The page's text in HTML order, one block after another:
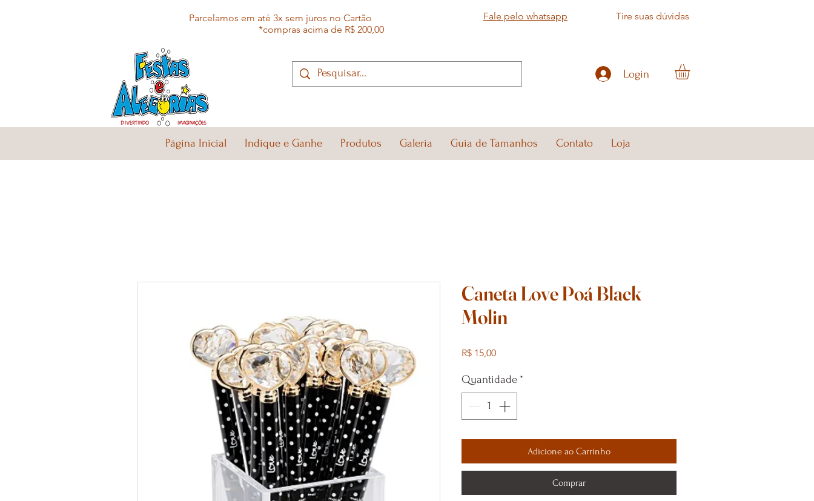
Parcelamos em até 3x sem juros no Cartão Fale pelo whatsapp
Tire suas dúvidas
*compras acima de R$ 200,00
Login
Página Inicial Indique e Ganhe Produtos Galeria Guia de Tamanhos Contato Loja
Caneta Love Poá Black
Molin
R$ 15,00Preço
Quantidade *
Adicione ao Carrinho
Comprar